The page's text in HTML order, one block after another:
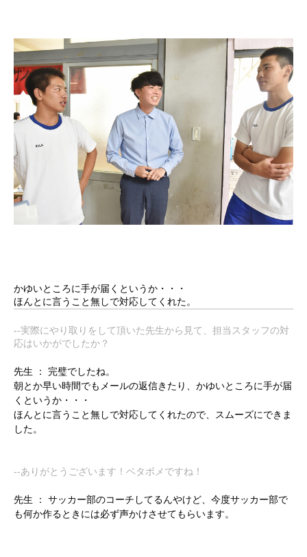
かゆいところに手が届くというか・・・
ほんとに言うこと無しで対応してくれた。
--実際にやり取りをして頂いた先生から見て、担当スタッフの対
応はいかがでしたか？
先生 ：
完璧でしたね。
朝とか早い時間でもメールの返信きたり、かゆいところに手が届
くというか・・・
ほんとに言うこと無しで対応してくれたので、スムーズにできま
した。
--ありがとうございます！ベタボメですね！
先生 ：
サッカー部のコーチしてるんやけど、今度サッカー部で
も何か作るときには必ず声かけさせてもらいます。